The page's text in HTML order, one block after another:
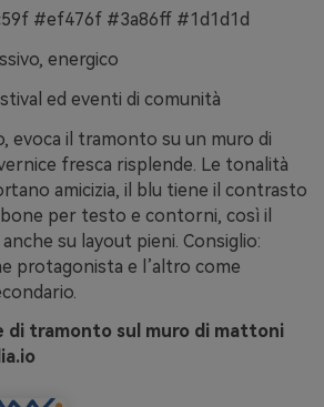
#ef476f #3a86ff #1d1d1d
energico
ed eventi di comunità
evoca il tramonto su un muro di
fresca risplende. Le tonalità
amicizia, il blu tiene il contrasto
per testo e contorni, così il
su layout pieni. Consiglio:
protagonista e l’altro come
di tramonto sul muro di mattoni